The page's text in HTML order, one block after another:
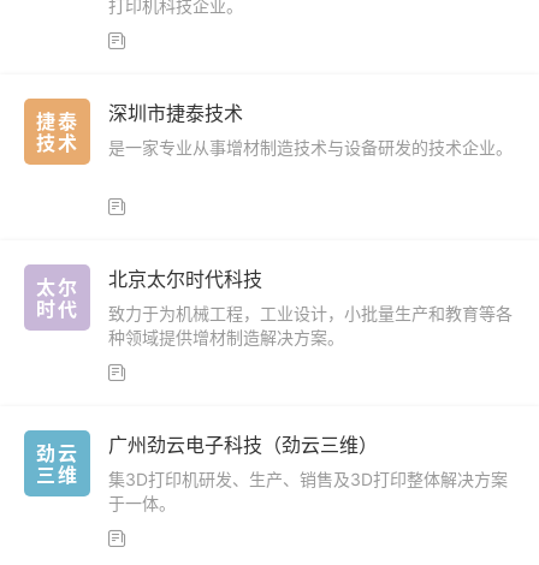
打印机科技企业。

捷泰
技术
深圳市捷泰技术
是一家专业从事增材制造技术与设备研发的技术企业。

太尔
时代
北京太尔时代科技
致力于为机械工程，工业设计，小批量生产和教育等各
种领域提供增材制造解决方案。

劲云
三维
广州劲云电子科技（劲云三维）
集3D打印机研发、生产、销售及3D打印整体解决方案
于一体。
